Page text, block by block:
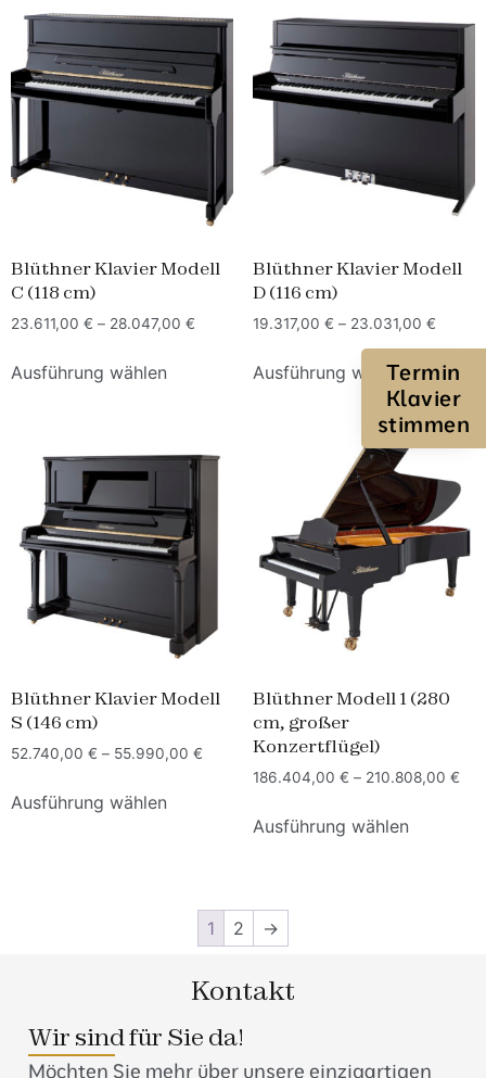
Blüthner Klavier Modell
C (118 cm)
23.611,00 € – 28.047,00 €
Ausführung wählen
Blüthner Klavier Modell
D (116 cm)
19.317,00 € – 23.031,00 €
Ausführung wählen
Blüthner Klavier Modell
S (146 cm)
52.740,00 € – 55.990,00 €
Ausführung wählen
Blüthner Modell 1 (280
cm, großer
Konzertflügel)
186.404,00 € – 210.808,00 €
Ausführung wählen
1 2 →
Kontakt
Wir sind für Sie da!
Möchten Sie mehr über unsere einzigartigen
Termin
Klavier
stimmen